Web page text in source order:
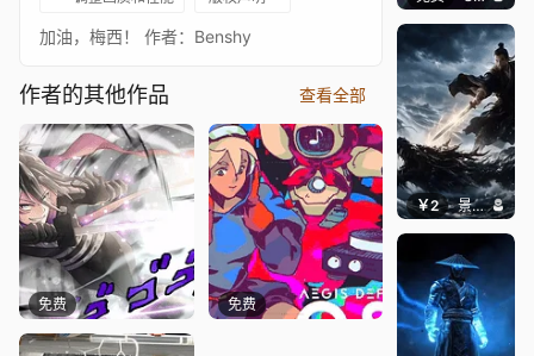
加油，梅西！ 作者：Benshy
作者的其他作品 查看全部
免费 免费
￥2 景毅6688